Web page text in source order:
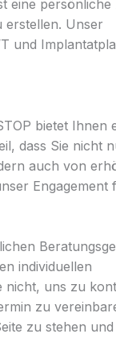
eine persönliche
erstellen. Unser
und
bietet Ihnen
dass Sie nicht
auch von
Engagement
individuellen
nicht, uns zu
zu
zu stehen